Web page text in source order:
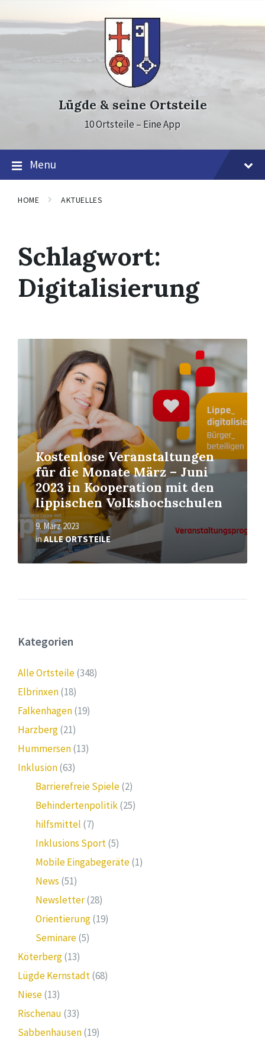
content
main
navigation
footer
Lügde & seine Ortsteile
10 Ortsteile – Eine App
Menu
HOME AKTUELLES
Schlagwort:
Digitalisierung
Kostenlose Veranstaltungen
für die Monate März – Juni
2023 in Kooperation mit den
lippischen Volkshochschulen
9. März 2023
inALLE ORTSTEILE
Mehr
Kategorien
Alle Ortsteile(348)
Elbrinxen(18)
Falkenhagen(19)
Harzberg(21)
Hummersen(13)
Inklusion(63)
Barrierefreie Spiele(2)
Behindertenpolitik(25)
hilfsmittel (7)
Inklusions Sport(5)
Mobile Eingabegeräte(1)
News (51)
Newsletter(28)
Orientierung(19)
Seminare(5)
Köterberg(13)
Lügde Kernstadt(68)
Niese(13)
Rischenau (33)
Sabbenhausen(19)